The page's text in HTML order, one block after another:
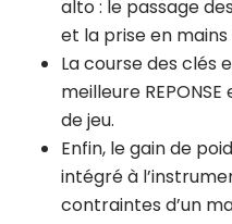
alto : le passage
et la prise en
La course des clés
meilleure
de jeu.
Enfin, le gain de
intégré à
contraintes d’un